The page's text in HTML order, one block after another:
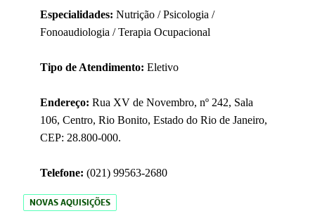
Especialidades: Nutrição / Psicologia /
Fonoaudiologia / Terapia Ocupacional
Tipo de Atendimento: Eletivo
Endereço: Rua XV de Novembro, nº 242, Sala
106, Centro, Rio Bonito, Estado do Rio de Janeiro,
CEP: 28.800-000.
Telefone: (021) 99563-2680
NOVAS AQUISIÇÕES